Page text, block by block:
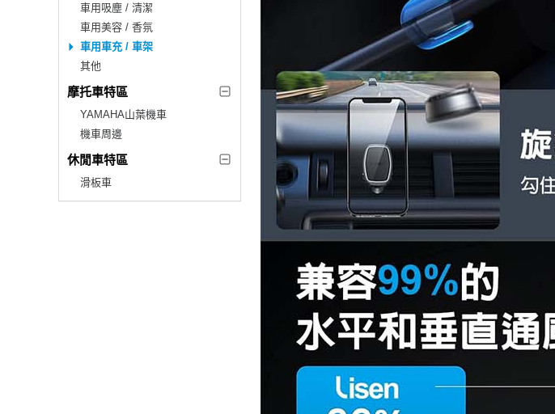
車用吸塵 / 清潔
車用美容 / 香氛
車用車充 / 車架
其他
摩托車特區
YAMAHA山葉機車
機車周邊
休閒車特區
滑板車